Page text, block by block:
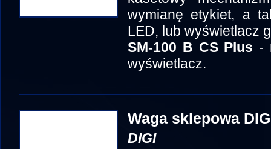
wymianę etykiet, a
LED, lub wyświetlacz
SM-100 B CS Plus -
wyświetlacz.
Waga sklepowa
DIGI